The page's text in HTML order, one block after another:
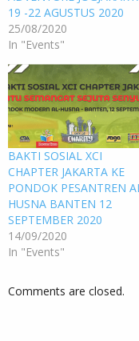
19 -22 AGUSTUS 2020
25/08/2020
In "Events"
BAKTI SOSIAL XCI
CHAPTER JAKARTA KE
PONDOK PESANTREN
HUSNA BANTEN 12
SEPTEMBER 2020
14/09/2020
In "Events"
Comments are closed.